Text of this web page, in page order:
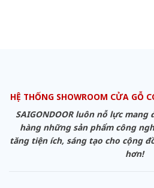
HỆ THỐNG SHOWROOM CỬA GỖ
SAIGONDOOR luôn nỗ lực
hàng những sản phẩm công
tăng tiện ích, sáng tạo cho cộng
hơn!